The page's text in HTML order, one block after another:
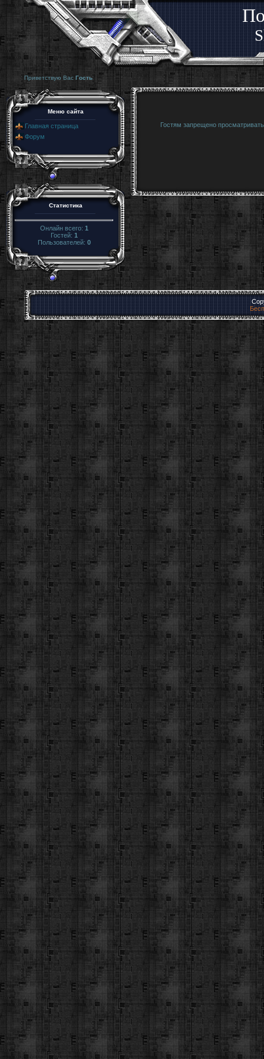
Приветствую Вас Гость
Меню сайта
Главная страница
Форум
Статистика
Онлайн всего: 1
Гостей: 1
Пользователей: 0
Гостям запрещено